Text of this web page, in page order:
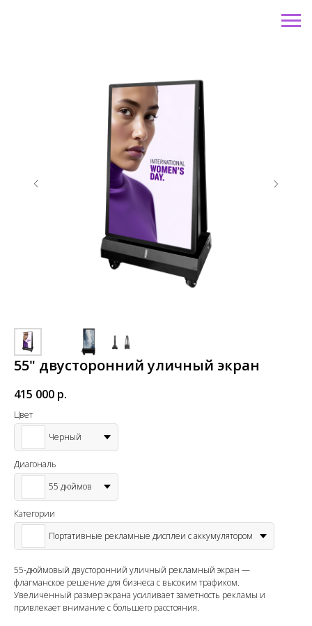
55" двусторонний уличный экран
415 000 р.
Цвет
Черный
Диагональ
55 дюймов
Категории
Портативные рекламные дисплеи с аккумулятором
55-дюймовый двусторонний уличный рекламный экран —
флагманское решение для бизнеса с высоким трафиком.
Увеличенный размер экрана усиливает заметность рекламы и
привлекает внимание с большего расстояния.